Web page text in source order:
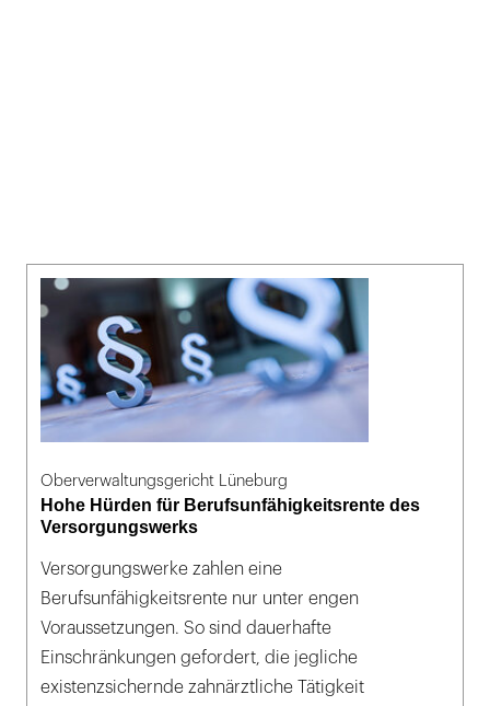
Oberverwaltungsgericht Lüneburg
Hohe Hürden für Berufsunfähigkeitsrente des
Versorgungswerks
Versorgungswerke zahlen eine
Berufsunfähigkeitsrente nur unter engen
Voraussetzungen. So sind dauerhafte
Einschränkungen gefordert, die jegliche
existenzsichernde zahnärztliche Tätigkeit